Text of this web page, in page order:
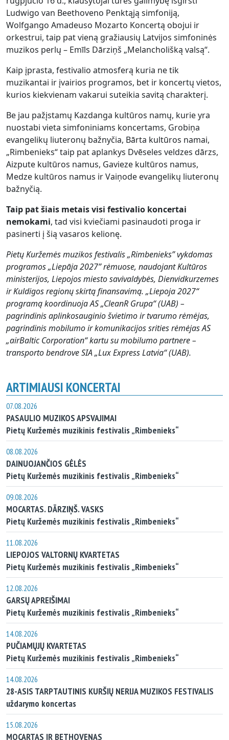
Ludwigo van Beethoveno Penktąją simfoniją,
Wolfgango Amadeuso Mozarto Koncertą obojui ir
orkestrui, taip pat vieną gražiausių Latvijos simfoninės
muzikos perlų – Emīls Dārziņš „Melancholišką valsą“.
Kaip įprasta, festivalio atmosferą kuria ne tik
muzikantai ir įvairios programos, bet ir koncertų vietos,
kurios kiekvienam vakarui suteikia savitą charakterį.
Be jau pažįstamų Kazdanga kultūros namų, kurie yra
nuostabi vieta simfoniniams koncertams, Grobiņa
evangelikų liuteronų bažnyčia, Bārta kultūros namai,
„Rimbenieks“ taip pat aplankys Dvēseles veldzes dārzs,
Aizpute kultūros namus, Gavieze kultūros namus,
Medze kultūros namus ir Vaiņode evangelikų liuteronų
bažnyčią.
Taip pat šiais metais visi festivalio koncertai
nemokami, tad visi kviečiami pasinaudoti proga ir
pasinerti į šią vasaros kelionę.
Pietų Kuržemės muzikos festivalis „Rimbenieks” vykdomas
programos „Liepāja 2027” rėmuose, naudojant Kultūros
ministerijos, Liepojos miesto savivaldybės, Dienvidkurzemes
ir Kuldigos regionų skirtą finansavimą. „Liepoja 2027“
programą koordinuoja AS „CleanR Grupa“ (UAB) –
pagrindinis aplinkosauginio švietimo ir tvarumo rėmėjas,
pagrindinis mobilumo ir komunikacijos srities rėmėjas AS
„airBaltic Corporation“ kartu su mobilumo partnere –
transporto bendrove SIA „Lux Express Latvia“ (UAB).
ARTIMIAUSI KONCERTAI
07.08.2026
PASAULIO MUZIKOS APSVAJIMAI
Pietų Kuržemės muzikinis festivalis „Rimbenieks“
08.08.2026
DAINUOJANČIOS GĖLĖS
Pietų Kuržemės muzikinis festivalis „Rimbenieks“
09.08.2026
MOCARTAS. DĀRZIŅŠ. VASKS
Pietų Kuržemės muzikinis festivalis „Rimbenieks“
11.08.2026
LIEPOJOS VALTORNŲ KVARTETAS
Pietų Kuržemės muzikinis festivalis „Rimbenieks“
12.08.2026
GARSŲ APREIŠIMAI
Pietų Kuržemės muzikinis festivalis „Rimbenieks“
14.08.2026
PUČIAMŲJŲ KVARTETAS
Pietų Kuržemės muzikinis festivalis „Rimbenieks“
14.08.2026
28-ASIS TARPTAUTINIS KURŠIŲ NERIJA MUZIKOS FESTIVALIS
uždarymo koncertas
15.08.2026
MOCARTAS IR BETHOVENAS